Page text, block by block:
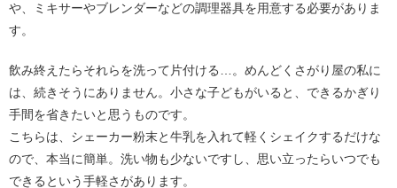
や、ミキサーやブレンダーなどの調理器具を用意する必要がありま
す。
飲み終えたらそれらを洗って片付ける…。めんどくさがり屋の私に
は、続きそうにありません。小さな子どもがいると、できるかぎり
手間を省きたいと思うものです。
こちらは、シェーカー粉末と牛乳を入れて軽くシェイクするだけな
ので、本当に簡単。洗い物も少ないですし、思い立ったらいつでも
できるという手軽さがあります。